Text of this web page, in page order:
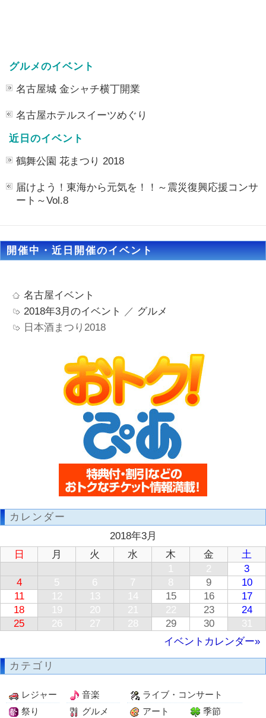
グルメのイベント
名古屋城 金シャチ横丁開業
名古屋ホテルスイーツめぐり
近日のイベント
鶴舞公園 花まつり 2018
届けよう！東海から元気を！！～震災復興応援コンサ
ート～Vol.8
開催中・近日開催のイベント
名古屋イベント
2018年3月のイベント
／ グルメ
日本酒まつり2018
カレンダー
2018年3月
日
月 火 水 木 金
土
1
2
3
4
5 6 7 8 9
10
11
12 13 14 15 16
17
18
19 20 21 22 23
24
25
26 27 28 29 30
31
イベントカレンダー»
カテゴリ
レジャー 音楽
ライブ・コンサート
祭り
グルメ アート
季節